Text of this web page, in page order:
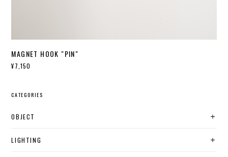
MAGNET HOOK "PIN"
¥7,150
CATEGORIES
OBJECT
LIGHTING